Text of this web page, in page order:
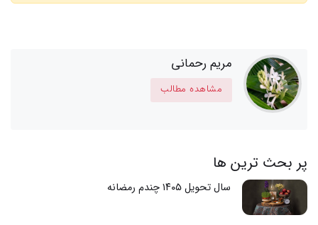
مریم رحمانی
مشاهده مطالب
پر بحث ترین ها
سال تحویل ۱۴۰۵ چندم رمضانه